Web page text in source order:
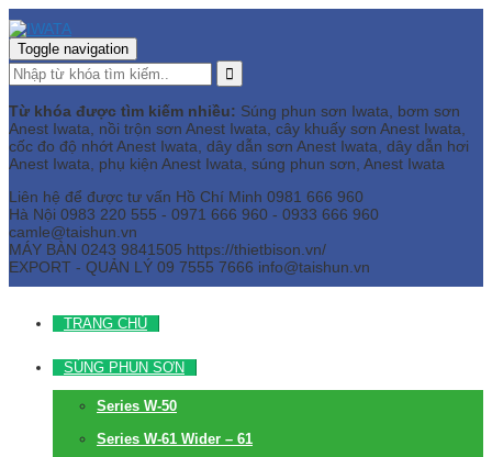
Toggle navigation
Từ khóa được tìm kiếm nhiều: Súng phun sơn Iwata, bơm sơn
Anest Iwata, nồi trộn sơn Anest Iwata, cây khuấy sơn Anest Iwata,
cốc đo độ nhớt Anest Iwata, dây dẫn sơn Anest Iwata, dây dẫn hơi
Anest Iwata, phụ kiện Anest Iwata, súng phun sơn, Anest Iwata
Liên hệ để được tư vấn Hồ Chí Minh 0981 666 960
Hà Nội 0983 220 555 - 0971 666 960 - 0933 666 960
camle@taishun.vn
MÁY BÀN 0243 9841505 https://thietbison.vn/
EXPORT - QUẢN LÝ 09 7555 7666 info@taishun.vn
TRANG CHỦ
SÚNG PHUN SƠN
Series W-50
Series W-61 Wider – 61